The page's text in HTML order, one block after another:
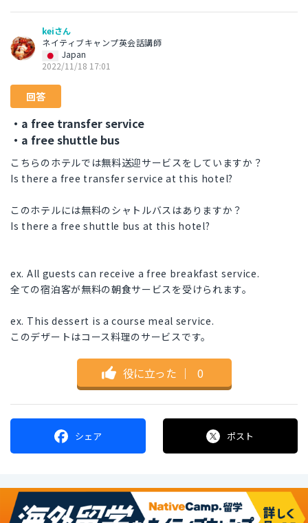
keiさん
ネイティブキャンプ英会話講師
Japan
2022/11/18 17:01
回答
・a free transfer service
・a free shuttle bus
こちらのホテルでは無料送迎サービスをしていますか？
Is there a free transfer service at this hotel?
このホテルには無料のシャトルバスはありますか？
Is there a free shuttle bus at this hotel?
ex. All guests can receive a free breakfast service.
全ての宿泊客が無料の朝食サービスを受けられます。
ex. This dessert is a course meal service.
このデザートはコース料理のサービスです。
役に立った ｜ 0
シェア ポスト